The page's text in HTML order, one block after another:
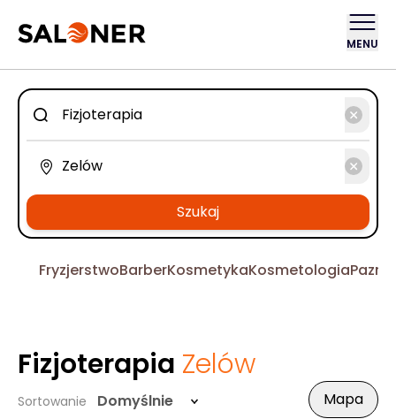
MENU
Szukaj
FryzjerstwoBarberKosmetykaKosmetologia
Fizjoterapia Zelów
Sortowanie Domyślnie Mapa